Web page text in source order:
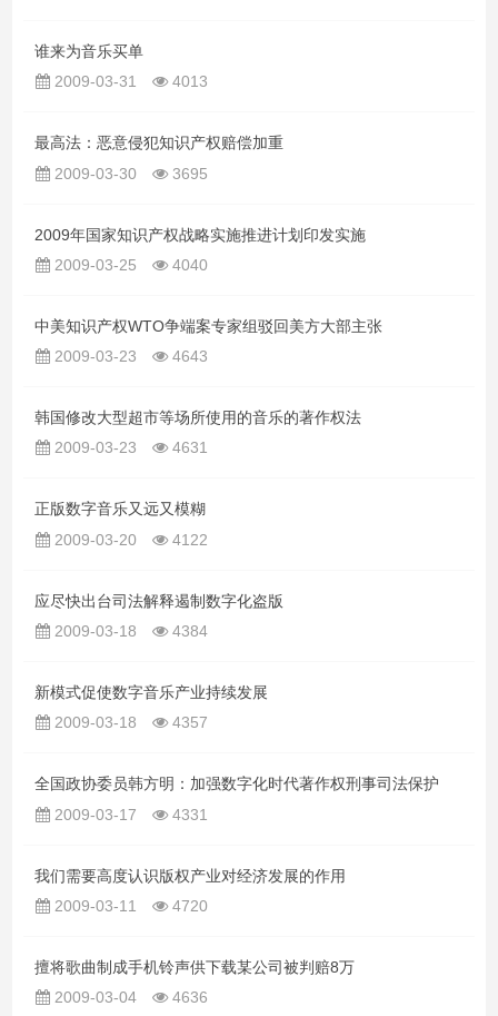
谁来为音乐买单
2009-03-31
4013
最高法：恶意侵犯知识产权赔偿加重
2009-03-30
3695
2009年国家知识产权战略实施推进计划印发实施
2009-03-25
4040
中美知识产权WTO争端案专家组驳回美方大部主张
2009-03-23
4643
韩国修改大型超市等场所使用的音乐的著作权法
2009-03-23
4631
正版数字音乐又远又模糊
2009-03-20
4122
应尽快出台司法解释遏制数字化盗版
2009-03-18
4384
新模式促使数字音乐产业持续发展
2009-03-18
4357
全国政协委员韩方明：加强数字化时代著作权刑事司法保护
2009-03-17
4331
我们需要高度认识版权产业对经济发展的作用
2009-03-11
4720
擅将歌曲制成手机铃声供下载某公司被判赔8万
2009-03-04
4636